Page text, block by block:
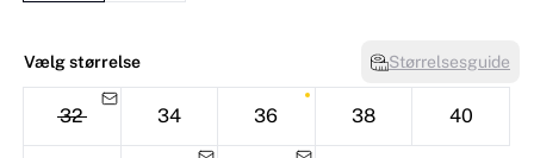
Vælg størrelse Størrelsesguide
32 34 36 38 40